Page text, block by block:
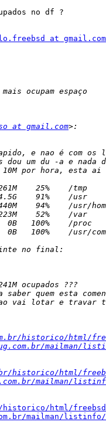
no df ?
at gmail.com
at gmail.com
historico/html/
mailman/
historico/html/
mailman/
historico/html/
mailman/listinfo/